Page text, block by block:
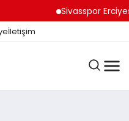
Sivasspor Erciyes
İletişim